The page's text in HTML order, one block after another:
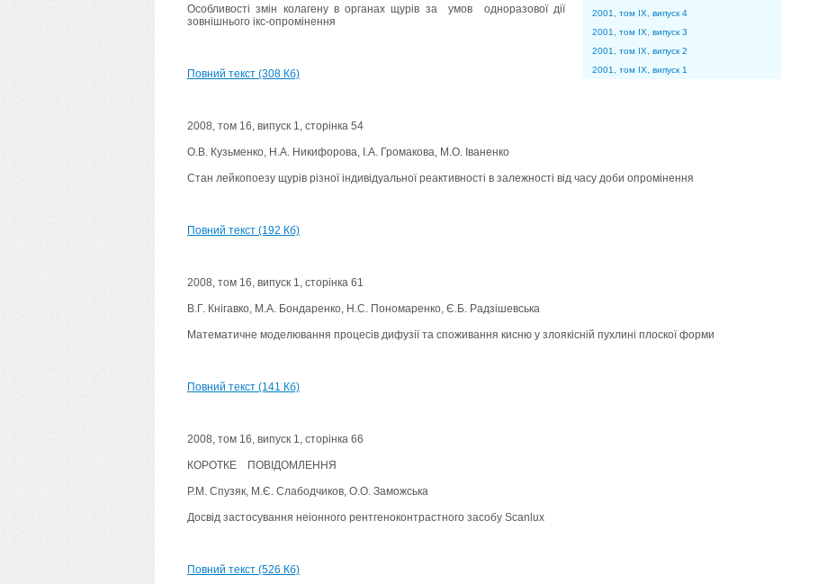
2001, том IX, випуск 4
2001, том IX, випуск 3
2001, том IX, випуск 2
2001, том IX, випуск 1
Особливості змін колагену в органах щурів за умов одноразової дії
зовнішнього ікс-опромінення
Повний текст (308 Кб)
2008, том 16, випуск 1, сторінка 54
О.В. Кузьменко, Н.А. Никифорова, I.A. Громакова, М.О. Іваненко
Стан лейкопоезу щурів різної індивідуальної реактивності в залежності від часу доби опромінення
Повний текст (192 Кб)
2008, том 16, випуск 1, сторінка 61
В.Г. Кнігавко, М.А. Бондаренко, Н.С. Пономаренко, Є.Б. Радзішевська
Математичне моделювання процесів дифузії та споживання кисню у злоякісній пухлині плоскої форми
Повний текст (141 Кб)
2008, том 16, випуск 1, сторінка 66
КОРОТКЕ ПОВІДОМЛЕННЯ
P.M. Спузяк, М.Є. Слабодчиков, О.О. Заможська
Досвід застосування неіонного рентгеноконтрастного засобу Scanlux
Повний текст (526 Кб)